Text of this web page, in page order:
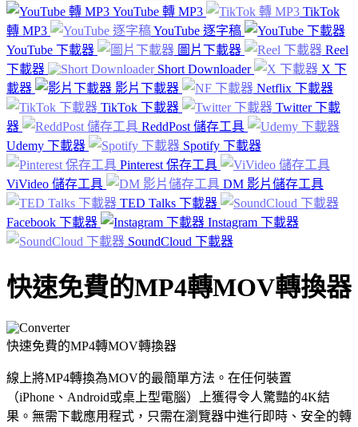
YouTube 轉 MP3
TikTok
轉 MP3
YouTube 逐字稿
YouTube 下載器
圖片下載器
Reel
下載器
Short Downloader
X 下
載器
影片下載器
Netflix 下載器
TikTok 下載器
Twitter 下載
器
ReddPost 儲存工具
Udemy 下載器
Spotify 下載器
Pinterest 保存工具
ViVideo 儲存工具
DM 影片儲存工具
TED Talks 下載器
Facebook 下載器
Instagram 下載器
SoundCloud 下載器
快速免費的MP4轉MOV轉換器
快速免費的MP4轉MOV轉換器
線上將MP4轉換為MOV的最簡單方法。在任何裝置
（iPhone、Android或桌上型電腦）上獲得令人驚豔的4K結
果。無需下載應用程式，只需在瀏覽器中進行即時、安全的轉